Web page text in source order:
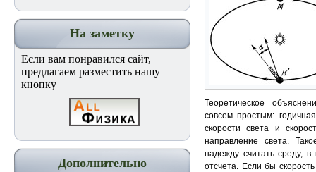
На заметку
Если вам понравился сайт,
предлагаем разместить нашу
кнопку
Дополнительно
Теоретическое
совсем простым:
скорости света и
направление света.
надежду считать среду, в
отсчета. Если бы